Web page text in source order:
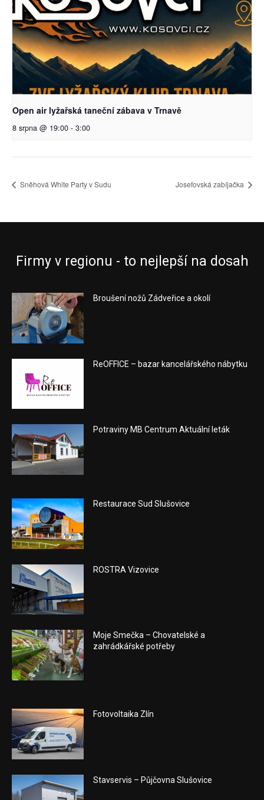
Open air lyžařská taneční zábava v Trnavě
8 srpna @ 19:00 - 3:00
Sněhová White Party v Sudu Josefovská zabíjačka
Firmy v regionu - to nejlepší na dosah
Broušení nožů Zádveřice a okolí
ReOFFICE – bazar kancelářského nábytku
Potraviny MB Centrum Aktuální leták
Restaurace Sud Slušovice
ROSTRA Vizovice
Moje Smečka – Chovatelské a
zahrádkářské potřeby
Fotovoltaika Zlín
Stavservis – Půjčovna Slušovice